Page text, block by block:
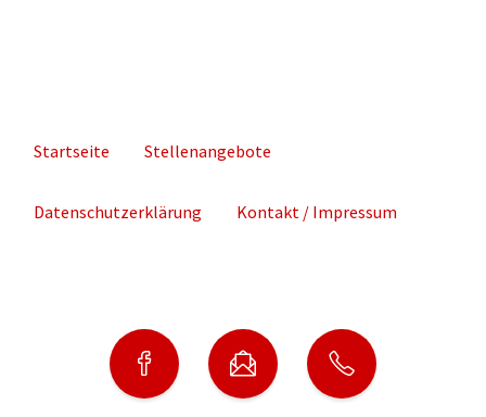
Startseite Stellenangebote
Datenschutzerklärung Kontakt / Impressum